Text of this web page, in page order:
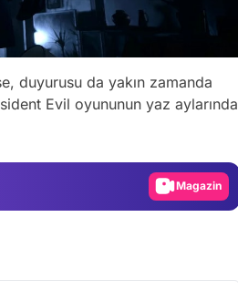
duyurusu da yakın zamanda
Evil oyununun yaz aylarında
Magazin
Video